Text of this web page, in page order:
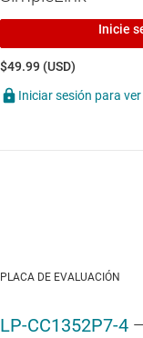
Inicie
$49.99 (USD)
Iniciar sesión para
PLACA DE EVALUACIÓN
LP-CC1352P7-4